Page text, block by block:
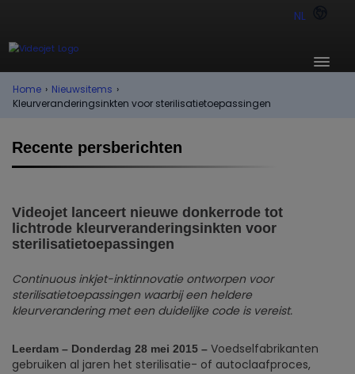
NL
Home › Nieuwsitems ›
Kleurveranderingsinkten voor sterilisatietoepassingen
Recente persberichten
Videojet lanceert nieuwe donkerrode tot
lichtrode kleurveranderingsinkten voor
sterilisatietoepassingen
Continuous inkjet-inktinnovatie ontworpen voor
sterilisatietoepassingen waarbij een heldere
kleurverandering met een duidelijke code is vereist.
Leerdam – Donderdag 28 mei 2015 – Voedselfabrikanten
gebruiken al jaren het sterilisatie- of autoclaafproces,